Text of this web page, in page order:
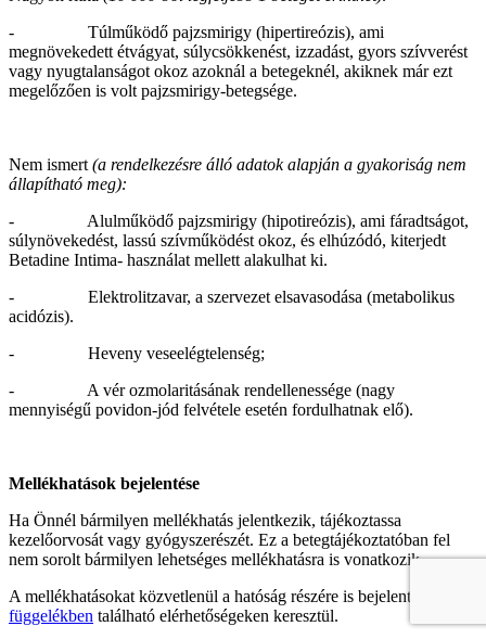
- Túlműködő pajzsmirigy (hipertireózis), ami
megnövekedett étvágyat, súlycsökkenést, izzadást, gyors szívverést
vagy nyugtalanságot okoz azoknál a betegeknél, akiknek már ezt
megelőzően is volt pajzsmirigy-betegsége.
Nem ismert (a rendelkezésre álló adatok alapján a gyakoriság nem
állapítható meg):
- Alulműködő pajzsmirigy (hipotireózis), ami fáradtságot,
súlynövekedést, lassú szívműködést okoz, és elhúzódó, kiterjedt
Betadine Intima- használat mellett alakulhat ki.
- Elektrolitzavar, a szervezet elsavasodása (metabolikus
acidózis).
- Heveny veseelégtelenség;
- A vér ozmolaritásának rendellenessége (nagy
mennyiségű povidon-jód felvétele esetén fordulhatnak elő).
Mellékhatások bejelentése
Ha Önnél bármilyen mellékhatás jelentkezik, tájékoztassa
kezelőorvosát vagy gyógyszerészét. Ez a betegtájékoztatóban fel
nem sorolt bármilyen lehetséges mellékhatásra is vonatkozik.
A mellékhatásokat közvetlenül a hatóság részére is bejelentheti az
függelékben található elérhetőségeken keresztül.